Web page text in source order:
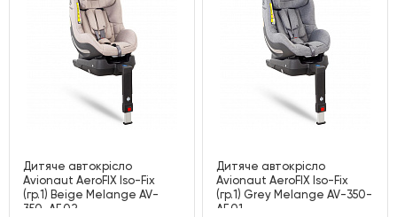
Дитяче автокрісло
Avionaut AeroFIX Iso-Fix
(гр.1) Beige Melange AV-
350-AF.02
Дитяче автокрісло
Avionaut AeroFIX Iso-Fix
(гр.1) Grey Melange AV-350-
AF.01